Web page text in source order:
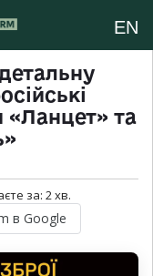
EN
«Ланцет» та
за: 2хв.
в Google